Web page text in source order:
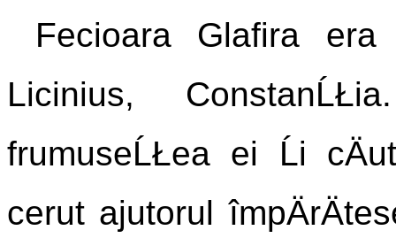
Fecioara Glafira era
Licinius,
frumuseĹŁea ei Ĺi
cerut ajutorul